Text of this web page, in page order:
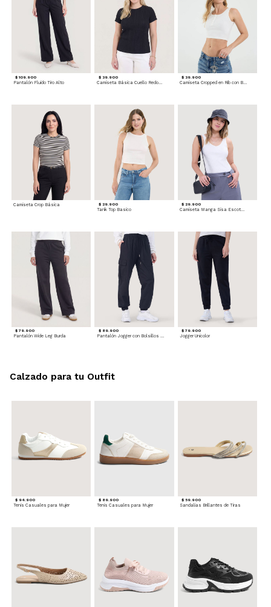
$ 109.900
Pantalón Fluido Tiro Alto
$ 39.900
Camiseta Básica Cuello Redondo
$ 39.900
Camiseta Cropped en Rib con Botones
Camiseta Crop Básica $ 29.900
Tank Top Basico
$ 29.900
$ 79.900
Pantalón Wide Leg Burda
$ 89.900
Pantalón Jogger con Bolsillos Cargo
$ 79.900
Jogger Unicolor
$ 94.900
Tenis Casuales para Mujer
$ 89.900
Tenis Casuales para Mujer
$ 59.900
Sandalias Brillantes de Tiras
Calzado para tu Outfit